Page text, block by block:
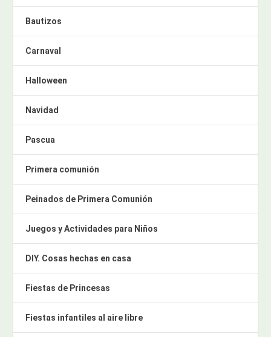
Bautizos
Carnaval
Halloween
Navidad
Pascua
Primera comunión
Peinados de Primera Comunión
Juegos y Actividades para Niños
DIY. Cosas hechas en casa
Fiestas de Princesas
Fiestas infantiles al aire libre